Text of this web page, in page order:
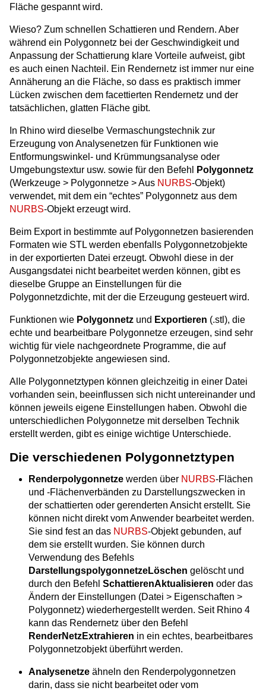
Fläche gespannt wird.
Wieso? Zum schnellen Schattieren und Rendern. Aber
während ein Polygonnetz bei der Geschwindigkeit und
Anpassung der Schattierung klare Vorteile aufweist, gibt
es auch einen Nachteil. Ein Rendernetz ist immer nur eine
Annäherung an die Fläche, so dass es praktisch immer
Lücken zwischen dem facettierten Rendernetz und der
tatsächlichen, glatten Fläche gibt.
In Rhino wird dieselbe Vermaschungstechnik zur
Erzeugung von Analysenetzen für Funktionen wie
Entformungswinkel- und Krümmungsanalyse oder
Umgebungstextur usw. sowie für den Befehl
Polygonnetz
(Werkzeuge > Polygonnetze > Aus NURBS-Objekt)
verwendet, mit dem ein “echtes” Polygonnetz aus dem
NURBS-Objekt erzeugt wird.
Beim Export in bestimmte auf Polygonnetzen basierenden
Formaten wie STL werden ebenfalls Polygonnetzobjekte
in der exportierten Datei erzeugt. Obwohl diese in der
Ausgangsdatei nicht bearbeitet werden können, gibt es
dieselbe Gruppe an Einstellungen für die
Polygonnetzdichte, mit der die Erzeugung gesteuert wird.
Funktionen wie Polygonnetz und Exportieren (.stl), die
echte und bearbeitbare Polygonnetze erzeugen, sind sehr
wichtig für viele nachgeordnete Programme, die auf
Polygonnetzobjekte angewiesen sind.
Alle Polygonnetztypen können gleichzeitig in einer Datei
vorhanden sein, beeinflussen sich nicht untereinander und
können jeweils eigene Einstellungen haben. Obwohl die
unterschiedlichen Polygonnetze mit derselben Technik
erstellt werden, gibt es einige wichtige Unterschiede.
Die verschiedenen Polygonnetztypen
Renderpolygonnetze werden über NURBS-Flächen
und -Flächenverbänden zu Darstellungszwecken in
der schattierten oder gerenderten Ansicht erstellt. Sie
können nicht direkt vom Anwender bearbeitet werden.
Sie sind fest an das NURBS-Objekt gebunden, auf
dem sie erstellt wurden. Sie können durch
Verwendung des Befehls
DarstellungspolygonnetzeLöschen gelöscht und
durch den Befehl SchattierenAktualisieren oder das
Ändern der Einstellungen (Datei > Eigenschaften >
Polygonnetz) wiederhergestellt werden. Seit Rhino 4
kann das Rendernetz über den Befehl
RenderNetzExtrahieren in ein echtes, bearbeitbares
Polygonnetzobjekt überführt werden.
Analysenetze ähneln den Renderpolygonnetzen
darin, dass sie nicht bearbeitet oder vom